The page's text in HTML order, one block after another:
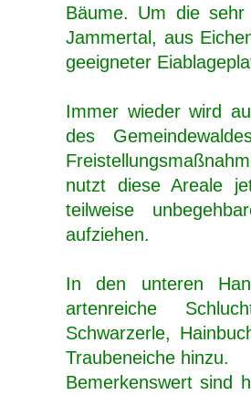
Bäume. Um die
Jammertal, aus
geeigneter
Immer wieder wird
des
nutzt diese Areale
teilweise
aufziehen.
In den unteren
artenreiche
Schwarzerle,
Traubeneiche hinzu.
Bemerkenswert sind